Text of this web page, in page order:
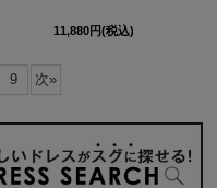
11,880円(税込)
9 次»